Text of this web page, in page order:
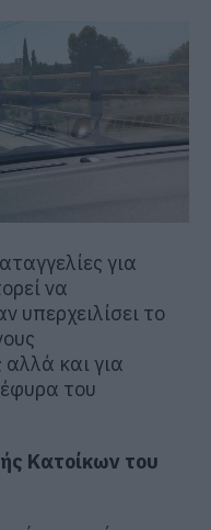
για
να
υπερχειλίσει το
αλλά και για
του
Κατοίκων του